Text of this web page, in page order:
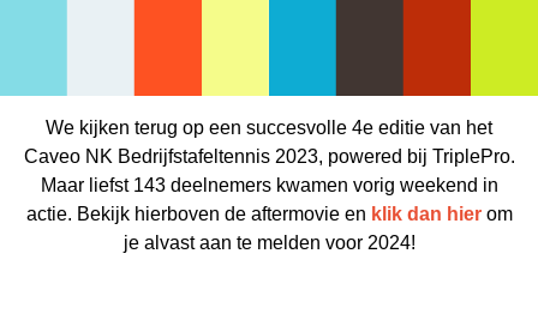
We kijken terug op een succesvolle 4e editie van het
Caveo NK Bedrijfstafeltennis 2023, powered bij TriplePro.
Maar liefst 143 deelnemers kwamen vorig weekend in
actie. Bekijk hierboven de aftermovie en klik dan hierom
je alvast aan te melden voor 2024!